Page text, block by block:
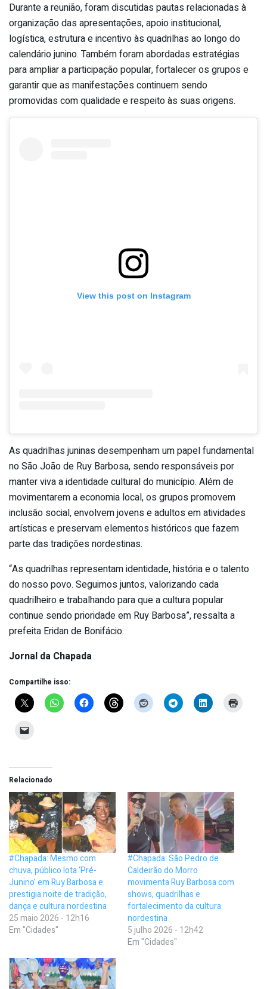
Durante a reunião, foram discutidas pautas relacionadas à
organização das apresentações, apoio institucional,
logística, estrutura e incentivo às quadrilhas ao longo do
calendário junino. Também foram abordadas estratégias
para ampliar a participação popular, fortalecer os grupos e
garantir que as manifestações continuem sendo
promovidas com qualidade e respeito às suas origens.
View this post on Instagram
As quadrilhas juninas desempenham um papel fundamental
no São João de Ruy Barbosa, sendo responsáveis por
manter viva a identidade cultural do município. Além de
movimentarem a economia local, os grupos promovem
inclusão social, envolvem jovens e adultos em atividades
artísticas e preservam elementos históricos que fazem
parte das tradições nordestinas.
“As quadrilhas representam identidade, história e o talento
do nosso povo. Seguimos juntos, valorizando cada
quadrilheiro e trabalhando para que a cultura popular
continue sendo prioridade em Ruy Barbosa”, ressalta a
prefeita Eridan de Bonifácio.
Jornal da Chapada
Compartilhe isso:
Relacionado
#Chapada: Mesmo com
chuva, público lota ‘Pré-
Junino’ em Ruy Barbosa e
prestigia noite de tradição,
dança e cultura nordestina
25 maio 2026 - 12h16
Em "Cidades"
#Chapada: São Pedro de
Caldeirão do Morro
movimenta Ruy Barbosa com
shows, quadrilhas e
fortalecimento da cultura
nordestina
5 julho 2026 - 12h42
Em "Cidades"